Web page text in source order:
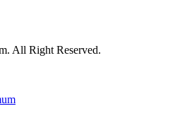
All Right Reserved.